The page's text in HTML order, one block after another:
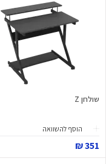
שולחן Z
הוסף להשוואה
351 ₪